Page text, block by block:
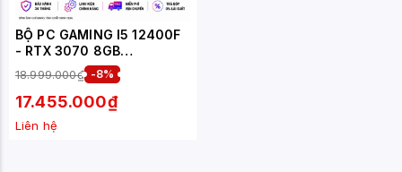
BỘ PC GAMING I5 12400F
- RTX 3070 8GB
(XUEPC007-G)
18.999.000₫ -8%
17.455.000₫
Liên hệ